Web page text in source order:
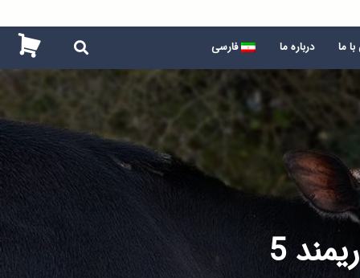
ما درباره ما فارسی
5